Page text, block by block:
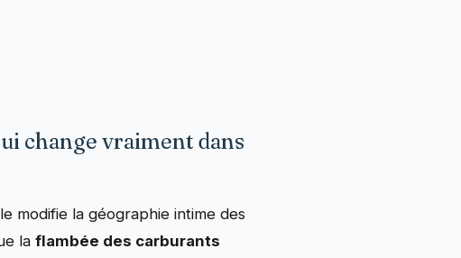
change vraiment dans
modifie la géographie intime des
la flambée des carburants